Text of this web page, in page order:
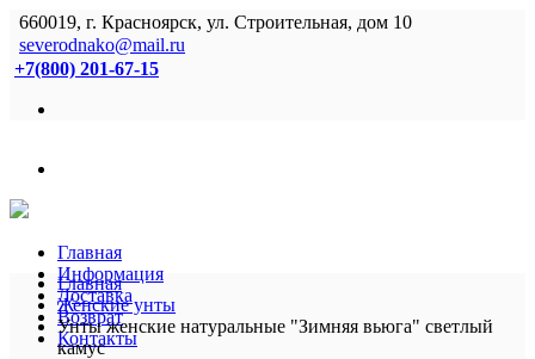
660019, г. Красноярск, ул. Строительная, дом 10
severodnako@mail.ru
+7(800) 201-67-15
Главная
Информация
Доставка
Возврат
Контакты
Главная
Женские унты
Унты женские натуральные "Зимняя вьюга" светлый
камус